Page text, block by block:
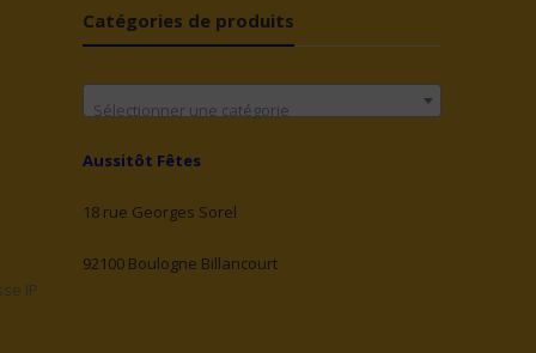
IP
Catégories de produits
Sélectionner une catégorie
Aussitôt Fêtes
18 rue Georges Sorel
92100 Boulogne Billancourt